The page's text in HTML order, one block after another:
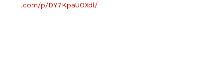
.com/p/DY7KpaUOXdl/